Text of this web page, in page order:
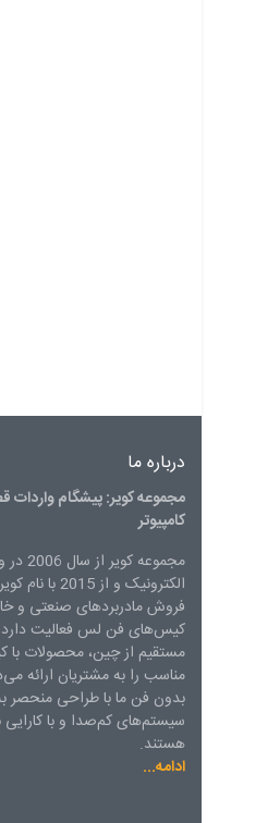
درباره ما
مجموعه کویر: پیشگام واردات
کامپیوتر
الکترونیک و از
فروش مادربردهای صنعتی و
کیس‌های فن لس فعالیت دارد.
مستقیم از چین، محصولات با
مناسب را به مشتریان ارائه
بدون فن ما با طراحی منحصر
سیستم‌های کم‌صدا و با کارایی
هستند.
ادامه...